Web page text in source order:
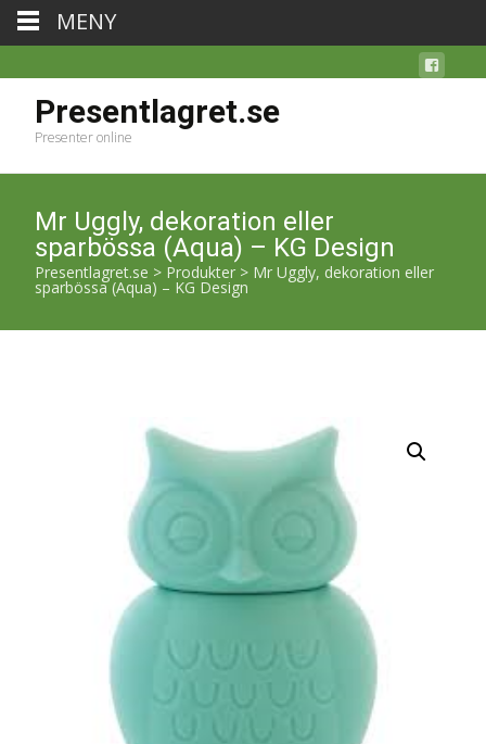
Presentlagret.se
Presenter online
Mr Uggly, dekoration eller
sparbössa (Aqua) – KG Design
Presentlagret.se > Produkter > Mr Uggly, dekoration eller
sparbössa (Aqua) – KG Design
MENY